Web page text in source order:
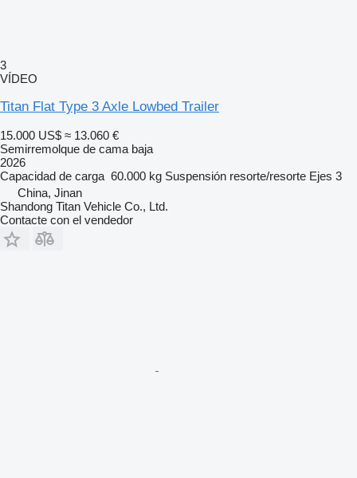
3
VÍDEO
Titan Flat Type 3 Axle Lowbed Trailer
15.000 US$ ≈ 13.060 €
Semirremolque de cama baja
2026
Capacidad de carga 60.000 kg Suspensión resorte/resorte Ejes 3
China, Jinan
Shandong Titan Vehicle Co., Ltd.
Contacte con el vendedor